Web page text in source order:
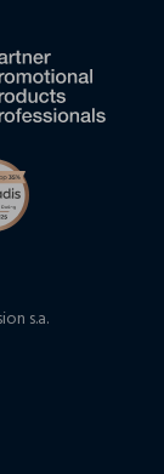
s.a.